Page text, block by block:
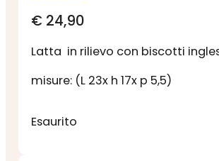
€ 24,90
Latta in rilievo con biscotti
misure: (L 23x h 17x p 5,5)
Esaurito